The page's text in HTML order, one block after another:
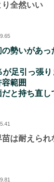
り全然いい
勢いがあっ
足引っ張
範囲
と持ち直し
は耐えら